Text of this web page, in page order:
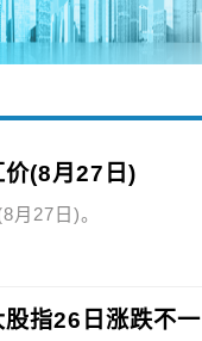
价(8月27日)
月27日)。
指26日涨跌不一